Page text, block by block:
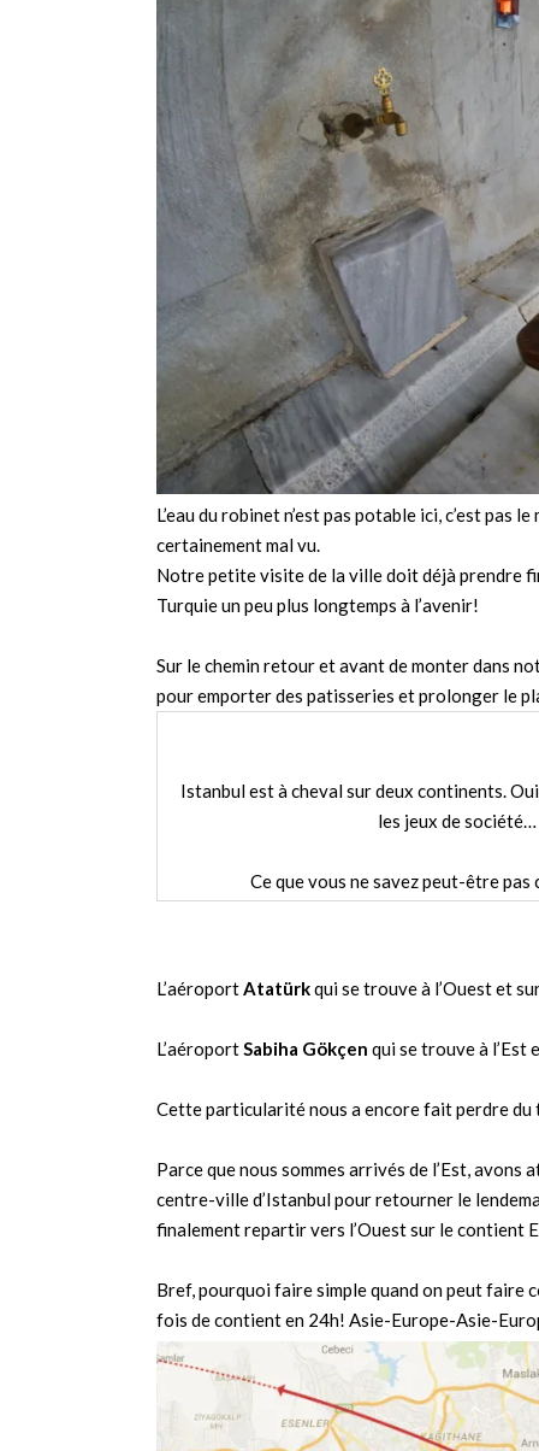
L’eau du robinet n’est pas potable ici, c’est
certainement mal vu.
Notre petite visite de la ville doit déjà prendre
Turquie un peu plus longtemps à l’avenir!
Sur le chemin retour et avant de monter dans
pour emporter des patisseries et prolonger le
Istanbul est à cheval sur deux continents.
les jeux de société…
Ce que vous ne savez peut-être pas
L’aéroportAtatürkqui se trouve à l’Ouest et
L’aéroportSabiha Gökçen qui se trouve à
Cette particularité nous a encore fait perdre du
Parce que nous sommes arrivés de l’Est,
centre-ville d’Istanbul pour retourner le
finalement repartir vers l’Ouest sur le contient
Bref, pourquoi faire simple quand on peut faire
fois de contient en 24h! Asie-Europe-Asie-